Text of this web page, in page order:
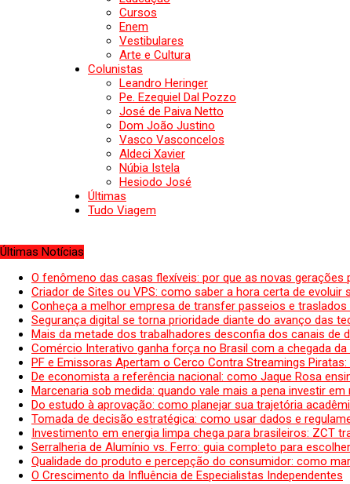
Cursos
Enem
Vestibulares
Arte e Cultura
Colunistas
Leandro Heringer
Pe. Ezequiel Dal Pozzo
José de Paiva Netto
Dom João Justino
Vasco Vasconcelos
Aldeci Xavier
Núbia Istela
Hesiodo José
Últimas
Tudo Viagem
Últimas Notícias
O fenômeno das casas flexíveis: por que as novas
Criador de Sites ou VPS: como saber a hora certa de evoluir
Conheça a melhor empresa de transfer passeios e traslados
Segurança digital se torna prioridade diante do avanço das
Mais da metade dos trabalhadores desconfia dos canais de
Comércio Interativo ganha força no Brasil com a chegada
PF e Emissoras Apertam o Cerco Contra Streamings
De economista a referência nacional: como Jaque Rosa
Marcenaria sob medida: quando vale mais a pena investir
Do estudo à aprovação: como planejar sua trajetória
Tomada de decisão estratégica: como usar dados e
Investimento em energia limpa chega para brasileiros: ZCT
Serralheria de Alumínio vs. Ferro: guia completo para
Qualidade do produto e percepção do consumidor: como
O Crescimento da Influência de Especialistas Independentes